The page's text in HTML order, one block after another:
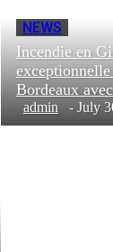
NEWS
Incendie en
Bordeaux
admin - July